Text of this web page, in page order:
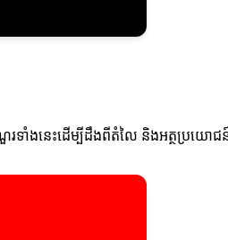
សំណួរទាំងនេះដើម្បីដឹងពីតំលៃ និងអត្ថប្រយ